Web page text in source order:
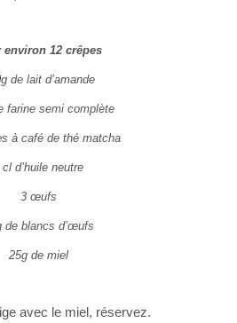
environ 12 crêpes
de lait d’amande
farine semi complète
à café de thé matcha
cl d’huile neutre
3 œufs
de blancs d’œufs
25g de miel
avec le miel, réservez.